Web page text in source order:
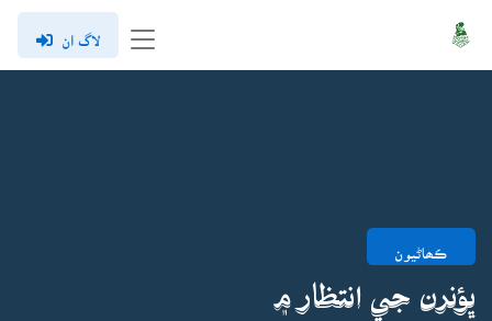
لاگ ان
ڪھاڻيون
ڀؤنرن جي انتظار ۾